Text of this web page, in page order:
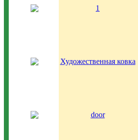
1
Художественная ковка
door